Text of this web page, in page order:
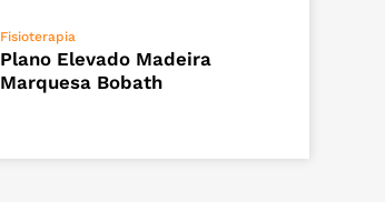
Fisioterapia
Plano Elevado Madeira
Marquesa Bobath